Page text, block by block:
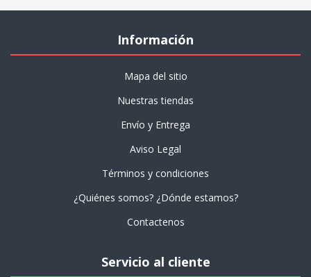
Información
Mapa del sitio
Nuestras tiendas
Envío y Entrega
Aviso Legal
Términos y condiciones
¿Quiénes somos? ¿Dónde estamos?
Contactenos
Servicio al cliente